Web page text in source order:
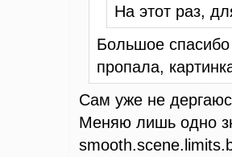
На этот раз,
Большое спасибо
пропала,
Сам уже не
Меняю лишь одно